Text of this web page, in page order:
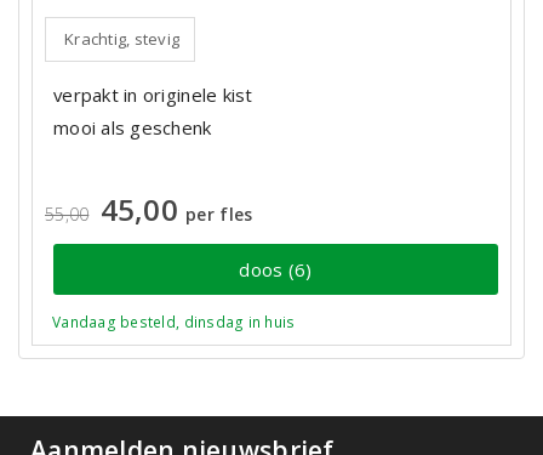
Krachtig, stevig
verpakt in originele kist
mooi als geschenk
55,00 45,00 per fles
doos (6)
Vandaag besteld, dinsdag in huis